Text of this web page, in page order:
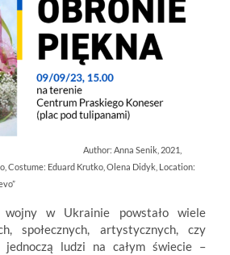
Author: Anna Senik, 2021,
Costume: Eduard Krutko, Olena Didyk, Location:
w Ukrainie powstało wiele
społecznych, artystycznych, czy
jednoczą ludzi na całym świecie –